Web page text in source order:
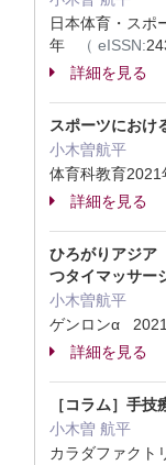
日本体育・ス
年
（ eISSN:
詳細を見る
スポーツにおけ
小木曽航平
体育科教育
詳細を見る
ひろがりアジア
つタイマッサー
小木曽航平
ゲンロンα
詳細を見る
［コラム］手技
小木曽 航平
カラダファク